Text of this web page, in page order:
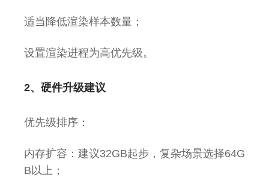
适当降低渲染样本数量；
设置渲染进程为高优先级。
2、硬件升级建议
优先级排序：
内存扩容：建议32GB起步，复杂场景选择64G
B以上；